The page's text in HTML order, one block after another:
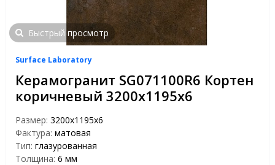
Быстрый просмотр
Surface Laboratory
Керамогранит SG071100R6 Кортен
коричневый 3200х1195х6
Размер: 3200х1195х6
Фактура: матовая
Тип: глазурованная
Толщина: 6 мм